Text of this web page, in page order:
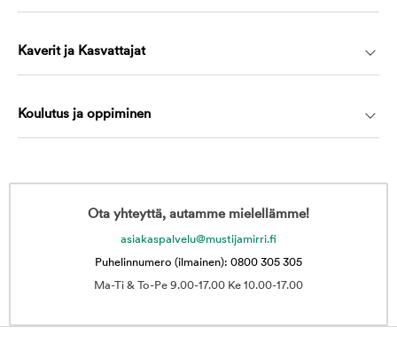
Kaverit ja Kasvattajat
Koulutus ja oppiminen
Ota yhteyttä, autamme mielellämme!
asiakaspalvelu@mustijamirri.fi
Puhelinnumero (ilmainen): 0800 305 305
Ma-Ti & To-Pe 9.00-17.00 Ke 10.00-17.00